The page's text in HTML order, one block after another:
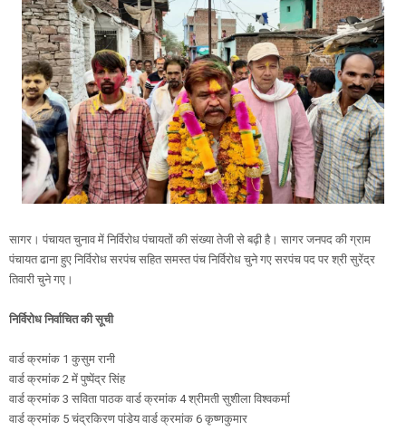
सागर। पंचायत चुनाव में निर्विरोध पंचायतों की संख्या तेजी से बढ़ी है। सागर जनपद की ग्राम
पंचायत ढाना हुए निर्विरोध सरपंच सहित समस्त पंच निर्विरोध चुने गए सरपंच पद पर श्री सुरेंद्र
तिवारी चुने गए।
निर्विरोध निर्वाचित की सूची
वार्ड क्रमांक 1 कुसुम रानी
वार्ड क्रमांक 2 में पुष्पेंद्र सिंह
वार्ड क्रमांक 3 सविता पाठक वार्ड क्रमांक 4 श्रीमती सुशीला विश्वकर्मा
वार्ड क्रमांक 5 चंद्रकिरण पांडेय वार्ड क्रमांक 6 कृष्णकुमार